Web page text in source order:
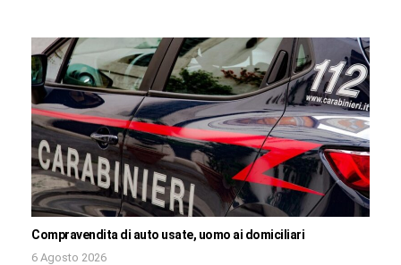
Compravendita di auto usate, uomo ai domiciliari
6 Agosto 2026